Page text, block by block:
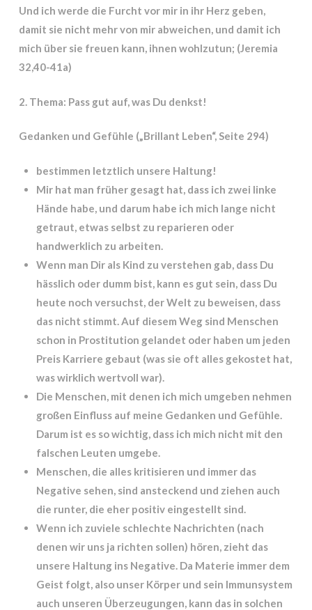
Und ich werde die Furcht vor mir in ihr Herz geben,
damit sie nicht mehr von mir abweichen, und damit ich
mich über sie freuen kann, ihnen wohlzutun; (Jeremia
32,40-41a)
2. Thema: Pass gut auf, was Du denkst!
Gedanken und Gefühle („Brillant Leben“, Seite 294)
bestimmen letztlich unsere Haltung!
Mir hat man früher gesagt hat, dass ich zwei linke
Hände habe, und darum habe ich mich lange nicht
getraut, etwas selbst zu reparieren oder
handwerklich zu arbeiten.
Wenn man Dir als Kind zu verstehen gab, dass Du
hässlich oder dumm bist, kann es gut sein, dass Du
heute noch versuchst, der Welt zu beweisen, dass
das nicht stimmt. Auf diesem Weg sind Menschen
schon in Prostitution gelandet oder haben um jeden
Preis Karriere gebaut (was sie oft alles gekostet hat,
was wirklich wertvoll war).
Die Menschen, mit denen ich mich umgeben nehmen
großen Einfluss auf meine Gedanken und Gefühle.
Darum ist es so wichtig, dass ich mich nicht mit den
falschen Leuten umgebe.
Menschen, die alles kritisieren und immer das
Negative sehen, sind ansteckend und ziehen auch
die runter, die eher positiv eingestellt sind.
Wenn ich zuviele schlechte Nachrichten (nach
denen wir uns ja richten sollen) hören, zieht das
unsere Haltung ins Negative. Da Materie immer dem
Geist folgt, also unser Körper und sein Immunsystem
auch unseren Überzeugungen, kann das in solchen